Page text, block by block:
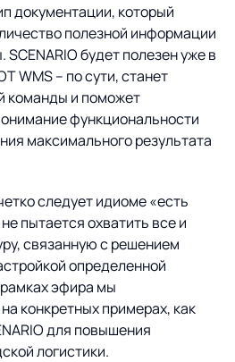
документации, который
полезной информации
будет полезен уже в
WMS – по сути, станет
команды и поможет
функциональности
максимального результата
следует идиоме «есть
пытается охватить все и
связанную с решением
определенной
эфира мы
конкретных примерах, как
для повышения
логистики.